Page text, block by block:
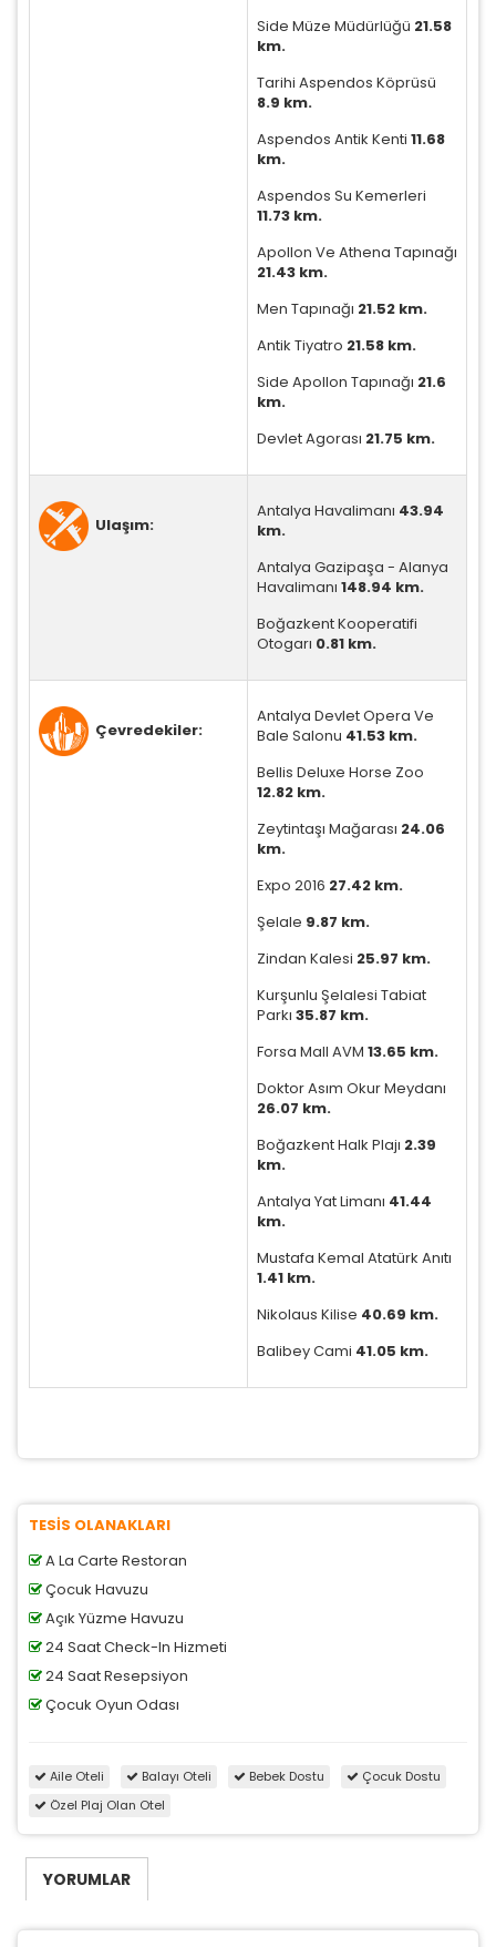
Ziyaretçilerin siteyi nasıl kullandığını anonim olarak
ölçeriz. Hangi sayfaların popüler olduğunu ve
için kullanılır. Kapatırsanız reklamları görmeye devam
edersiniz, ancak daha az alakalı olabilirler.
Tercihleri Kaydet
Side Müze Müdürlüğü 21.58
km.
Tarihi Aspendos Köprüsü
8.9 km.
Aspendos Antik Kenti 11.68
km.
Aspendos Su Kemerleri
11.73 km.
Apollon Ve Athena Tapınağı
21.43 km.
Men Tapınağı 21.52 km.
Antik Tiyatro 21.58 km.
Side Apollon Tapınağı 21.6
km.
Devlet Agorası 21.75 km.
Ulaşım:
Antalya Havalimanı 43.94
km.
Antalya Gazipaşa - Alanya
Havalimanı 148.94 km.
Boğazkent Kooperatifi
Otogarı 0.81 km.
Çevredekiler:
Antalya Devlet Opera Ve
Bale Salonu 41.53 km.
Bellis Deluxe Horse Zoo
12.82 km.
Zeytintaşı Mağarası 24.06
km.
Expo 2016 27.42 km.
Şelale 9.87 km.
Zindan Kalesi 25.97 km.
Kurşunlu Şelalesi Tabiat
Parkı 35.87 km.
Forsa Mall AVM 13.65 km.
Doktor Asım Okur Meydanı
26.07 km.
Boğazkent Halk Plajı 2.39
km.
Antalya Yat Limanı 41.44
km.
Mustafa Kemal Atatürk Anıtı
1.41 km.
Nikolaus Kilise 40.69 km.
Balibey Cami 41.05 km.
TESİS OLANAKLARI
A La Carte Restoran
Çocuk Havuzu
Açık Yüzme Havuzu
24 Saat Check-In Hizmeti
24 Saat Resepsiyon
Çocuk Oyun Odası
Aile Oteli Balayı Oteli Bebek Dostu
Çocuk Dostu
Özel Plaj Olan Otel
YORUMLAR